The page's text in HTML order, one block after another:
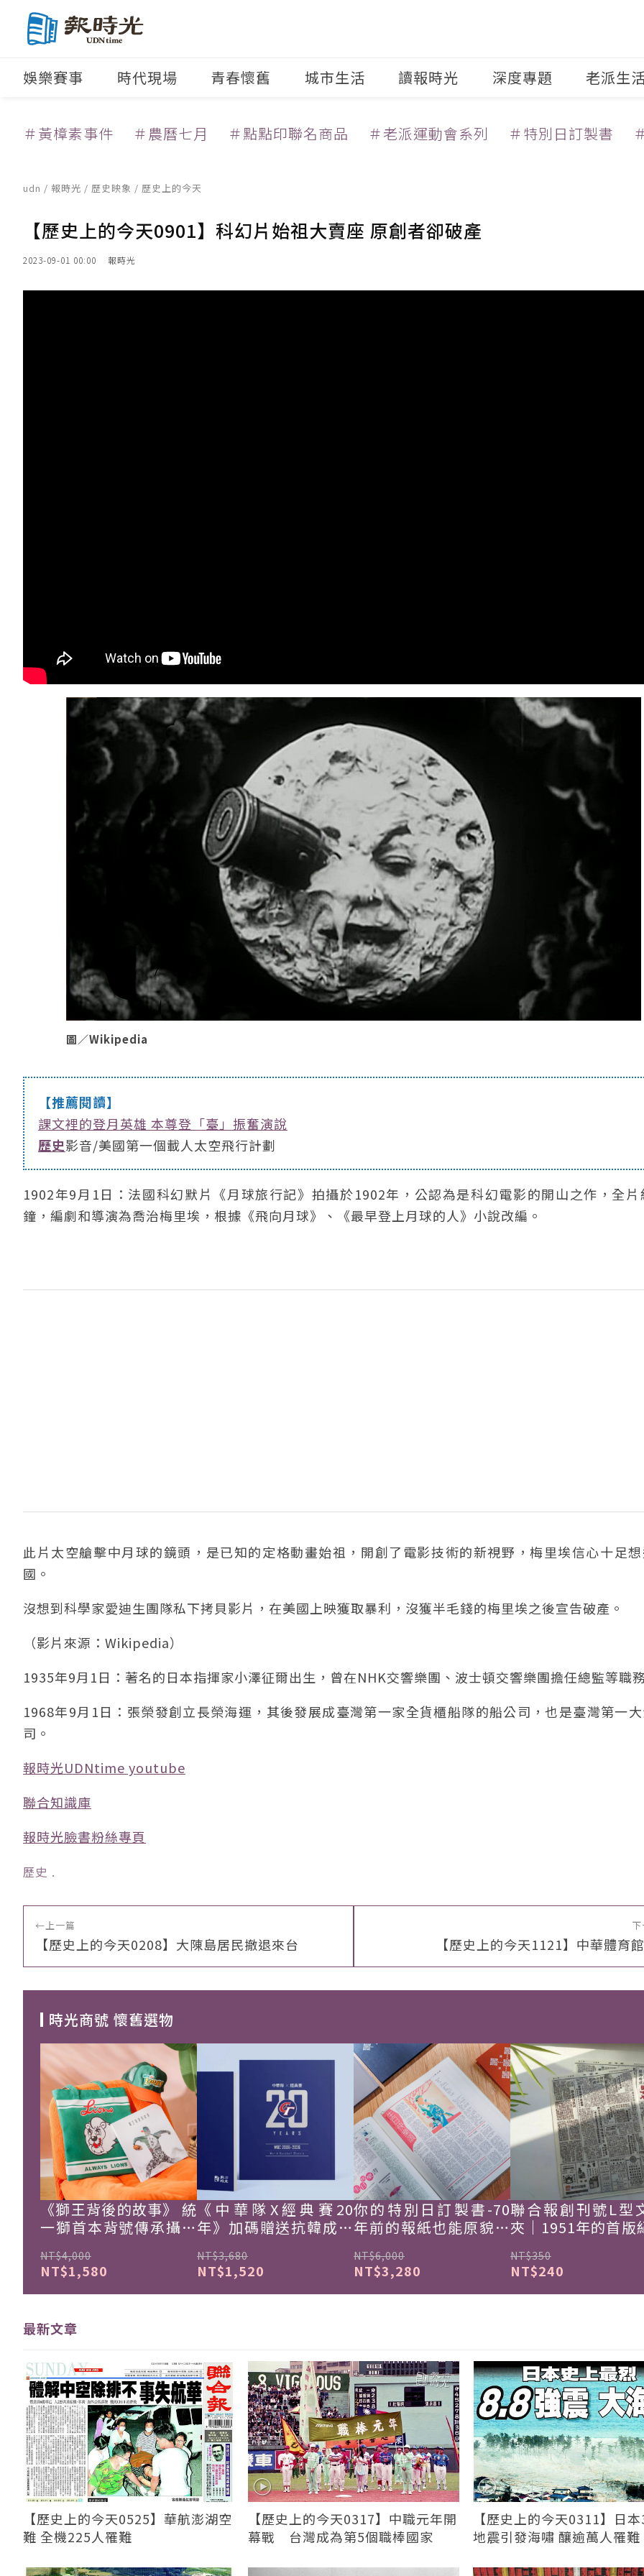
娛樂賽事 時代現場 青春懷舊 城市生活 讀報時光 深度專題 老派生
＃黃樟素事件 ＃農曆七月 ＃點點印聯名商品 ＃老派運動會系列 ＃特別日訂製書
udn / 報時光 / 歷史映象 / 歷史上的今天
【歷史上的今天0901】科幻片始祖大賣座 原創者卻破產
2023-09-01 00:00 報時光
圖／Wikipedia
【推薦閱讀】
課文裡的登月英雄 本尊登「臺」振奮演說
歷史影音/美國第一個載人太空飛行計劃
1902年9月1日：法國科幻默片《月球旅行記》拍攝於1902年，公認為是科幻電影的開山之作，全
鐘，編劇和導演為喬治梅里埃，根據《飛向月球》、《最早登上月球的人》小說改編。
此片太空艙擊中月球的鏡頭，是已知的定格動畫始祖，開創了電影技術的新視野，梅里埃信心十足
國。
沒想到科學家愛迪生團隊私下拷貝影片，在美國上映獲取暴利，沒獲半毛錢的梅里埃之後宣告破產。
（影片來源：Wikipedia）
1935年9月1日：著名的日本指揮家小澤征爾出生，曾在NHK交響樂團、波士頓交響樂團擔任總監等職
1968年9月1日：張榮發創立長榮海運，其後發展成臺灣第一家全貨櫃船隊的船公司，也是臺灣第一
司。
報時光UDNtime youtube
聯合知識庫
報時光臉書粉絲專頁
歷史 ﹒
← 上一篇
【歷史上的今天0208】大陳島居民撤退來台 【歷史上的今天1121】中華體育
時光商號 懷舊選物
《獅王背後的故事》 統
一獅首本背號傳承攝影
NT$4,000
NT$1,580
《中華隊X經典賽20
年》加碼贈送抗韓成功
NT$3,680
NT$1,520
你的特別日訂製書-70
年前的報紙也能原貌重
NT$6,000
NT$3,280
聯合報創刊號L型
夾｜1951年的首版
NT$350
NT$240
最新文章
【歷史上的今天0525】華航澎湖空
難 全機225人罹難
【歷史上的今天0317】中職元年開
幕戰 台灣成為第5個職棒國家
【歷史上的今天0311】日
地震引發海嘯 釀逾萬人罹難